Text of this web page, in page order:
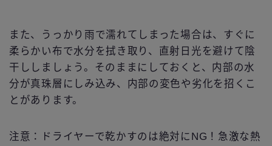
また、うっかり雨で濡れてしまった場合は、すぐに
柔らかい布で水分を拭き取り、直射日光を避けて陰
干ししましょう。そのままにしておくと、内部の水
分が真珠層にしみ込み、内部の変色や劣化を招くこ
とがあります。
注意：ドライヤーで乾かすのは絶対にNG！急激な熱